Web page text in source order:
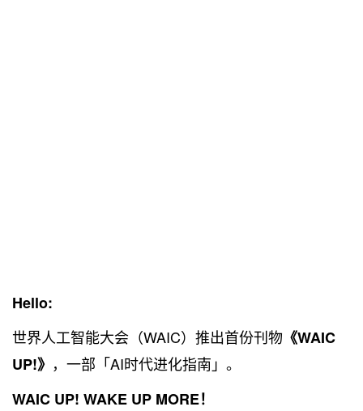
Hello:
世界人工智能大会（WAIC）推出首份刊物 《WAIC
UP!》 ，一部「AI时代进化指南」。
WAIC UP! WAKE UP MORE！